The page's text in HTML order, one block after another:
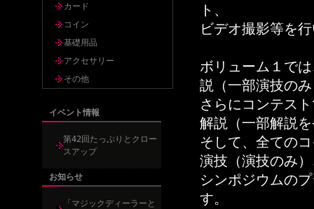
カード
コイン
基礎用品
アクセサリー
その他
イベント情報
第42回たっぷりとクロー
スアップ
お知らせ
「マジックディーラーと
ト、
ビデオ撮影等を
ボリューム１で
説（一部演技の
さらにコンテス
解説（一部解説
そして、全ての
演技（演技のみ
シンポジウムの
す。